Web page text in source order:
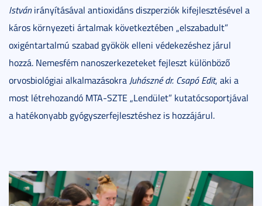
Istvánirányításával antioxidáns diszperziók kifejlesztésével a
káros környezeti ártalmak következtében „elszabadult”
oxigéntartalmú szabad gyökök elleni védekezéshez járul
hozzá. Nemesfém nanoszerkezeteket fejleszt különböző
orvosbiológiai alkalmazásokraJuhászné dr. Csapó Edit, aki a
most létrehozandó MTA-SZTE „Lendület” kutatócsoportjával
a hatékonyabb gyógyszerfejlesztéshez is hozzájárul.